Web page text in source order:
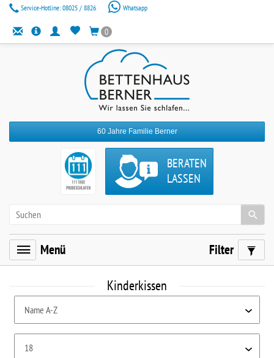
Service-Hotline: 08025 / 8826 Whatsapp
0
60 Jahre Familie Berner
BERATEN
LASSEN
Menü Filter
Kinderkissen